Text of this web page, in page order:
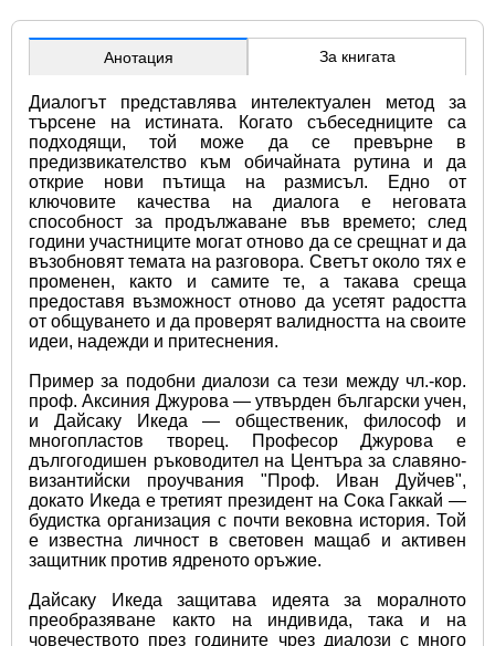
Анотация За книгата
Диалогът представлява интелектуален метод за
търсене на истината. Когато събеседниците са
подходящи, той може да се превърне в
предизвикателство към обичайната рутина и да
открие нови пътища на размисъл. Едно от
ключовите качества на диалога е неговата
способност за продължаване във времето; след
години участниците могат отново да се срещнат и да
възобновят темата на разговора. Светът около тях е
променен, както и самите те, а такава среща
предоставя възможност отново да усетят радостта
от общуването и да проверят валидността на своите
идеи, надежди и притеснения.
Пример за подобни диалози са тези между чл.-кор.
проф. Аксиния Джурова — утвърден български учен,
и Дайсаку Икеда — общественик, философ и
многопластов творец. Професор Джурова е
дългогодишен ръководител на Центъра за славяно-
византийски проучвания "Проф. Иван Дуйчев",
докато Икеда е третият президент на Сока Гаккай —
будистка организация с почти вековна история. Той
е известна личност в световен мащаб и активен
защитник против ядреното оръжие.
Дайсаку Икеда защитава идеята за моралното
преобразяване както на индивида, така и на
човечеството през годините чрез диалози с много